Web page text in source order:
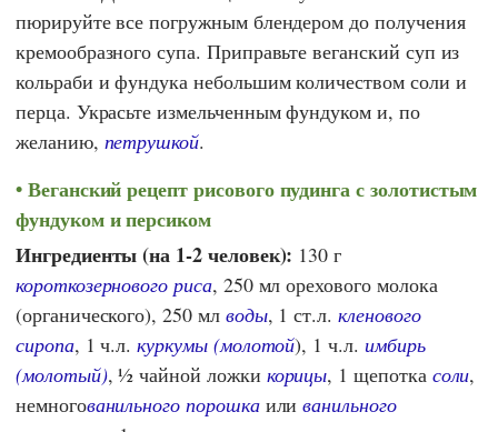
пюрируйте все погружным блендером до получения
кремообразного супа. Приправьте веганский суп из
кольраби и фундука небольшим количеством соли и
перца. Украсьте измельченным фундуком и, по
желанию, петрушкой.
Веганский рецепт рисового пудинга с золотистым
фундуком и персиком
Ингредиенты (на 1-2 человек): 130 г
короткозернового риса, 250 мл орехового молока
(органического), 250 мл воды, 1 ст.л. кленового
сиропа, 1 ч.л.куркумы (молотой), 1 ч.л. имбирь
(молотый), ½ чайной ложки корицы, 1 щепотка соли,
немногованильного порошкаиливанильного